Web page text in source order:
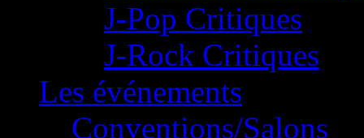
J-Pop Critiques
J-Rock Critiques
Les événements
Conventions/Salons